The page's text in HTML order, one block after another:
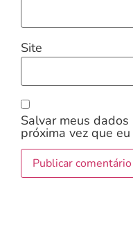
Site
Salvar meus
próxima vez que